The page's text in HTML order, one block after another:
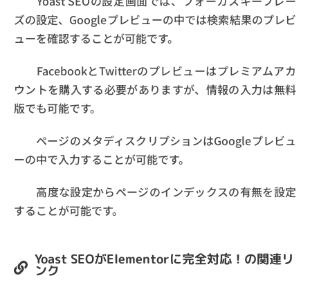
ズの設定、Googleプレビューの中では検索結果のプレビ
ューを確認することが可能です。
FacebookとTwitterのプレビューはプレミアムアカ
ウントを購入する必要がありますが、情報の入力は無料
版でも可能です。
ページのメタディスクリプションはGoogleプレビュ
ーの中で入力することが可能です。
高度な設定からページのインデックスの有無を設定
することが可能です。
Yoast SEOがElementorに完全対応！の関連リ
ンク